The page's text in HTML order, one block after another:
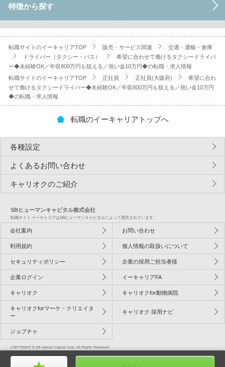
特徴から探す
転職サイトのイーキャリアTOP 販売・サービス関連
交通・運輸・倉庫
ドライバー（タクシー・バス）
希望に合わせて働けるタクシードライバ
ー◆未経験OK／年収800万円も狙える／祝い金10万円◆の転職・求人情報
転職サイトのイーキャリアTOP
正社員 正社員(大阪府)
希望に合わ
せて働けるタクシードライバー◆未経験OK／年収800万円も狙える／祝い金10万円
◆の転職・求人情報
転職のイーキャリアトップへ
各種設定
よくあるお問い合わせ
キャリオクのご紹介
SBヒューマンキャピタル株式会社
転職サイト イーキャリアはSBヒューマンキャピタルによって運営されています。
会社案内 お問い合わせ
利用規約 個人情報の取扱いについて
セキュリティポリシー 企業の採用ご担当者様
企業ログイン イーキャリアFA
キャリオク キャリオクfor動物病院
キャリオクforマーケ・クリエイタ
ー
キャリオク 採用ナビ
ジョブチャ
COPYRIGHT © SB Human Capital Corp. All Rights Reserved.